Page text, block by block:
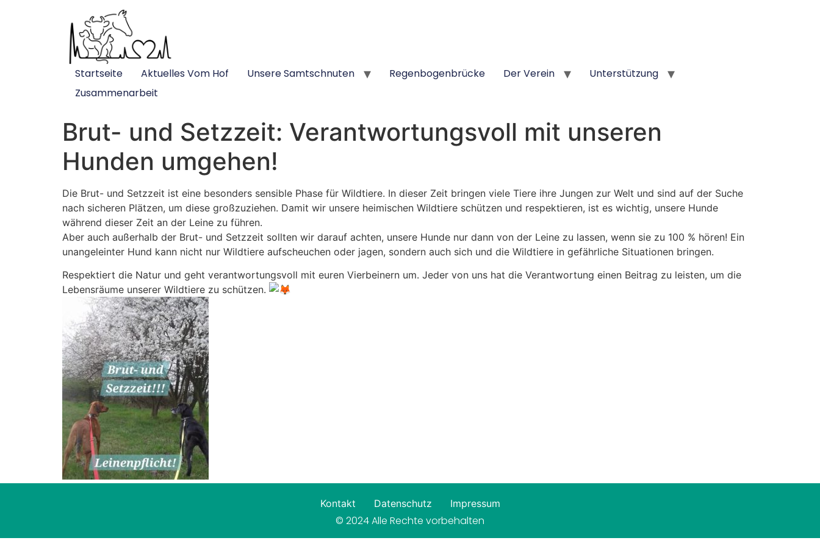
Startseite Aktuelles Vom Hof Unsere Samtschnuten Regenbogenbrücke Der Verein
Unterstützung
Zusammenarbeit
Brut- und Setzzeit: Verantwortungsvoll mit unseren
Hunden umgehen!
Die Brut- und Setzzeit ist eine besonders sensible Phase für Wildtiere. In dieser Zeit bringen viele Tiere ihre Jungen zur Welt und sind auf der Suche
nach sicheren Plätzen, um diese großzuziehen. Damit wir unsere heimischen Wildtiere schützen und respektieren, ist es wichtig, unsere Hunde
während dieser Zeit an der Leine zu führen.
Aber auch außerhalb der Brut- und Setzzeit sollten wir darauf achten, unsere Hunde nur dann von der Leine zu lassen, wenn sie zu 100 % hören! Ein
unangeleinter Hund kann nicht nur Wildtiere aufscheuchen oder jagen, sondern auch sich und die Wildtiere in gefährliche Situationen bringen.
Respektiert die Natur und geht verantwortungsvoll mit euren Vierbeinern um. Jeder von uns hat die Verantwortung einen Beitrag zu leisten, um die
Lebensräume unserer Wildtiere zu schützen.
Kontakt Datenschutz Impressum
© 2024 Alle Rechte vorbehalten